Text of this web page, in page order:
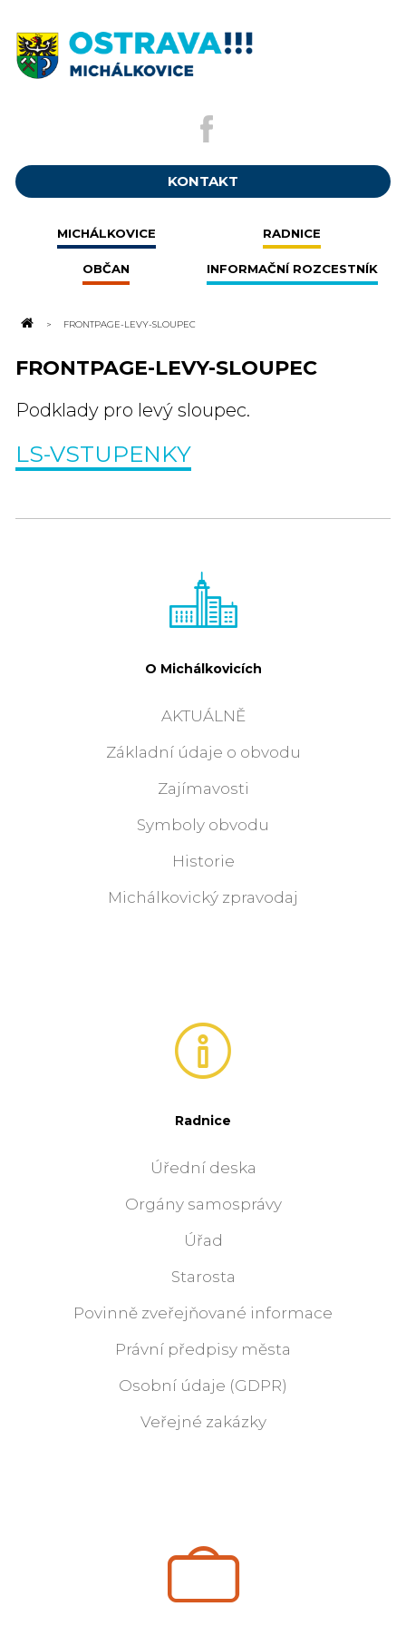
KONTAKT
MICHÁLKOVICE RADNICE
OBČAN INFORMAČNÍ ROZCESTNÍK
FRONTPAGE-LEVY-SLOUPEC
FRONTPAGE-LEVY-SLOUPEC
Podklady pro levý sloupec.
LS-VSTUPENKY
O Michálkovicích
AKTUÁLNĚ
Základní údaje o obvodu
Zajímavosti
Symboly obvodu
Historie
Michálkovický zpravodaj
Radnice
Úřední deska
Orgány samosprávy
Úřad
Starosta
Povinně zveřejňované informace
Právní předpisy města
Osobní údaje (GDPR)
Veřejné zakázky